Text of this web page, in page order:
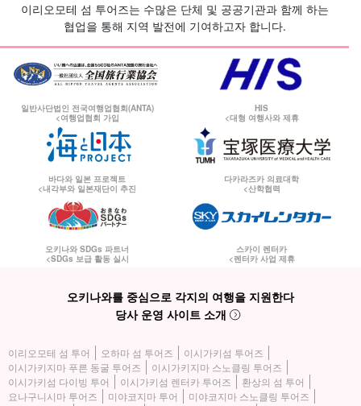
이리오모테 섬 투어즈는 수많은 단체 및 공공기관과 함께 하는
협업을 통해 지역 발전에 기여하고자 합니다.
일반사단법인 전국여행업협회(ANTA)
<여행업협회 가입
HIS
<대형 여행사와 제휴
바다와 일본 프로젝트
<내각부와 일본재단이 추진
다카라즈카 의료대학
<산학협력
오키나와 SDGs 파트너
<SDGs 보급 활동 실시
스카이 렌터카
<렌터카 사업 제휴
오키나와를 중심으로 각지의 여행을 지원한다
당사 운영 사이트 소개
이리오모테 섬 투어 오하마 섬 투어즈
이시가키섬 투어즈
이시가키지마 푸른 동굴 투어즈
이시가키지마 스노클링 투어즈
이시가키섬 다이빙 투어
이시가키섬 렌터카 투어즈
환상의 섬 투어
요나구니시마 투어즈
미야코지마 투어
미야코지마 스노클링 투어즈